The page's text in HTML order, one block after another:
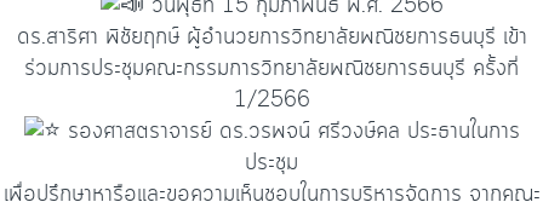
o
m
ดร.สาริศา พิชัยฤกษ์ ผู้อำนวยการวิทยาลัยพณิชยการธนบุรี เข้า
ร่วมการประชุมคณะกรรมการวิทยาลัยพณิชยการธนบุรี ครั้งที่
1/2566
รองศาสตราจารย์ ดร.วรพจน์ ศรีวงษ์คล ประธานในการ
ประชุม
เพื่อปรึกษาหารือและขอความเห็นชอบในการบริหารจัดการ จากคณะ